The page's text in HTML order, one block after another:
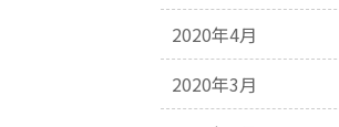
2020年4月
2020年3月